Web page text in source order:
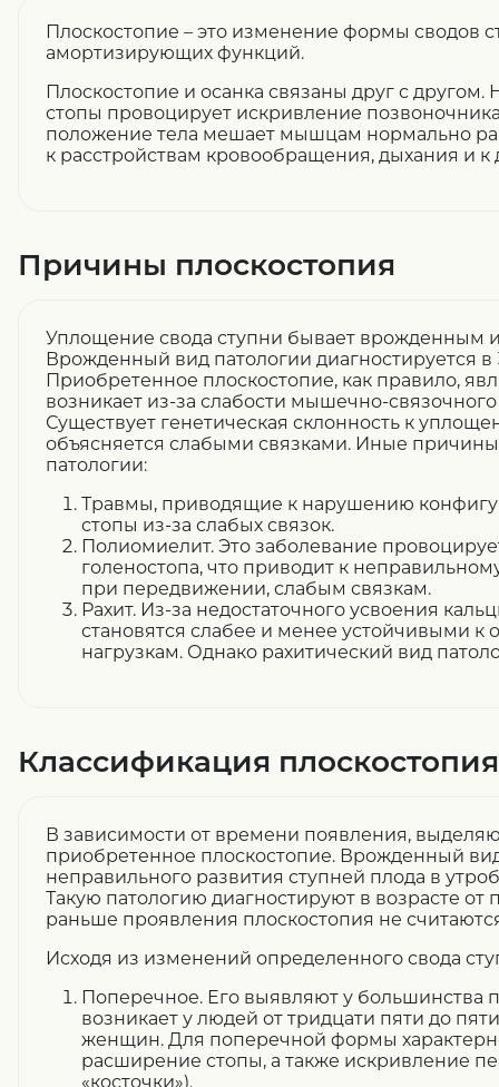
Плоскостопие – это изменение формы сводов
амортизирующих функций.
Плоскостопие и осанка связаны друг с
стопы провоцирует искривление
положение тела мешает мышцам нормально
к расстройствам кровообращения, дыхания и к
Причины плоскостопия
Уплощение свода ступни бывает врожденным
Врожденный вид патологии диагностируется в
Приобретенное плоскостопие, как правило,
возникает из-за слабости мышечно-
Существует генетическая склонность к
объясняется слабыми связками. Иные
патологии:
Травмы, приводящие к нарушению
стопы из-за слабых связок.
Полиомиелит. Это заболевание
голеностопа, что приводит к
при передвижении, слабым связкам.
Рахит. Из-за недостаточного усвоения
становятся слабее и менее устойчивыми
нагрузкам. Однако рахитический вид
Классификация плоскостопия
В зависимости от времени появления,
приобретенное плоскостопие. Врожденный
неправильного развития ступней плода в
Такую патологию диагностируют в возрасте от
раньше проявления плоскостопия не
Исходя из изменений определенного свода
Поперечное. Его выявляют у большинства
возникает у людей от тридцати пяти до
женщин. Для поперечной формы
расширение стопы, а также искривление
«косточки»).